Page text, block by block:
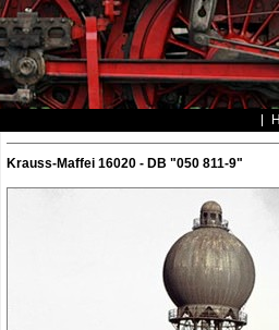
Krauss-Maffei 16020 - DB "050 811-9"